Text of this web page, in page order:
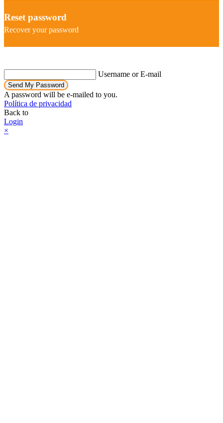
Reset password
Recover your password
Username or E-mail
Send My Password
A password will be e-mailed to you.
Política de privacidad
Back to
Login
×